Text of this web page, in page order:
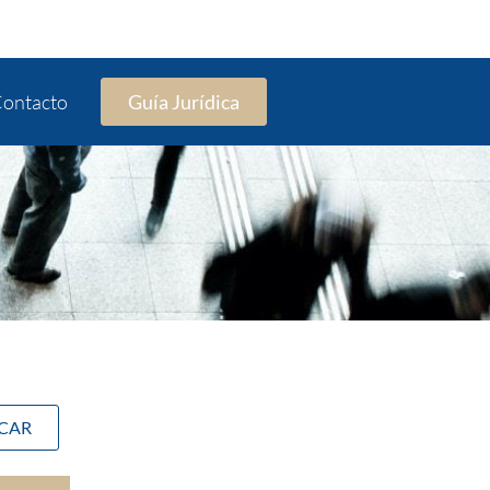
Guía Jurídica